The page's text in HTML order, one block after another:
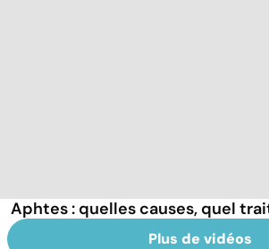
Aphtes : quelles causes, quel
Plus de vidéos